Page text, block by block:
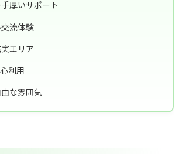
厚いサポート
流体験
エリア
利用
な雰囲気